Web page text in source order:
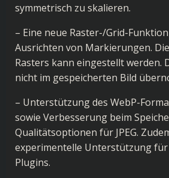
symmetrisch zu skalieren.
– Eine neue Raster-/Grid-
Ausrichten von Markierungen.
Rasters kann eingestellt werden.
nicht im gespeicherten Bild
– Unterstützung des WebP-
sowie Verbesserung beim
Qualitätsoptionen für JPEG.
experimentelle Unterstützung für
Plugins.